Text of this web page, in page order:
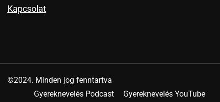
Kapcsolat
©2024. Minden jog fenntartva
Gyereknevelés Podcast
Gyereknevelés YouTube